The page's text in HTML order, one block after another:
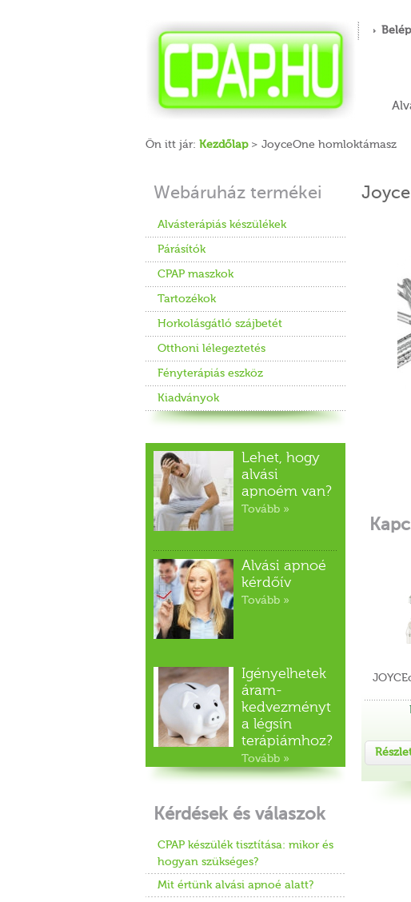
Ön itt jár: Kezdőlap> JoyceOne homloktámasz
Webáruház termékei
Alvásterápiás készülékek
Párásítók
CPAP maszkok
Tartozékok
Horkolásgátló szájbetét
Otthoni lélegeztetés
Fényterápiás eszköz
Kiadványok
Lehet, hogy
alvási
apnoém van?
Tovább »
Alvási apnoé
kérdőív
Tovább »
Igényelhetek
áram-
kedvezményt
a légsín
terápiámhoz?
Tovább »
Kérdések és válaszok
CPAP készülék tisztítása: mikor és
hogyan szükséges?
Mit értünk alvási apnoé alatt?